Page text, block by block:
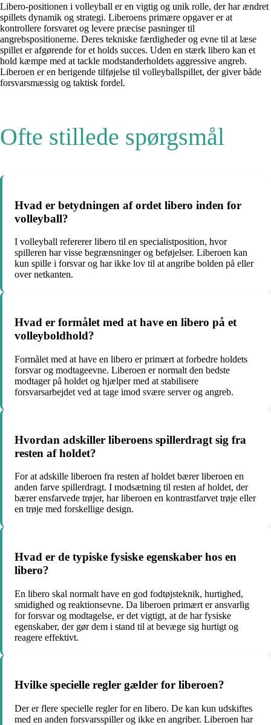
Libero-positionen i volleyball er en vigtig og unik rolle, der har ændret
spillets dynamik og strategi. Liberoens primære opgaver er at
kontrollere forsvaret og levere præcise pasninger til
angrebspositionerne. Deres tekniske færdigheder og evne til at læse
spillet er afgørende for et holds succes. Uden en stærk libero kan et
hold kæmpe med at tackle modstanderholdets aggressive angreb.
Liberoen er en berigende tilføjelse til volleyballspillet, der giver både
forsvarsmæssig og taktisk fordel.
Ofte stillede spørgsmål
Hvad er betydningen af ordet libero inden for
volleyball?
I volleyball refererer libero til en specialistposition, hvor
spilleren har visse begrænsninger og beføjelser. Liberoen kan
kun spille i forsvar og har ikke lov til at angribe bolden på eller
over netkanten.
Hvad er formålet med at have en libero på et
volleyboldhold?
Formålet med at have en libero er primært at forbedre holdets
forsvar og modtageevne. Liberoen er normalt den bedste
modtager på holdet og hjælper med at stabilisere
forsvarsarbejdet ved at tage imod svære server og angreb.
Hvordan adskiller liberoens spillerdragt sig fra
resten af holdet?
For at adskille liberoen fra resten af holdet bærer liberoen en
anden farve spillerdragt. I modsætning til resten af holdet, der
bærer ensfarvede trøjer, har liberoen en kontrastfarvet trøje eller
en trøje med forskellige design.
Hvad er de typiske fysiske egenskaber hos en
libero?
En libero skal normalt have en god fodtøjsteknik, hurtighed,
smidighed og reaktionsevne. Da liberoen primært er ansvarlig
for forsvar og modtagelse, er det vigtigt, at de har fysiske
egenskaber, der gør dem i stand til at bevæge sig hurtigt og
reagere effektivt.
Hvilke specielle regler gælder for liberoen?
Der er flere specielle regler for en libero. De kan kun udskiftes
med en anden forsvarsspiller og ikke en angriber. Liberoen har